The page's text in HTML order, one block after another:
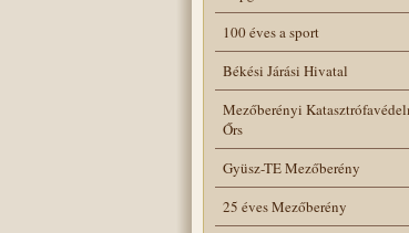
100 éves a sport
Békési Járási Hivatal
Mezőberényi
Őrs
Gyüsz-TE Mezőberény
25 éves Mezőberény